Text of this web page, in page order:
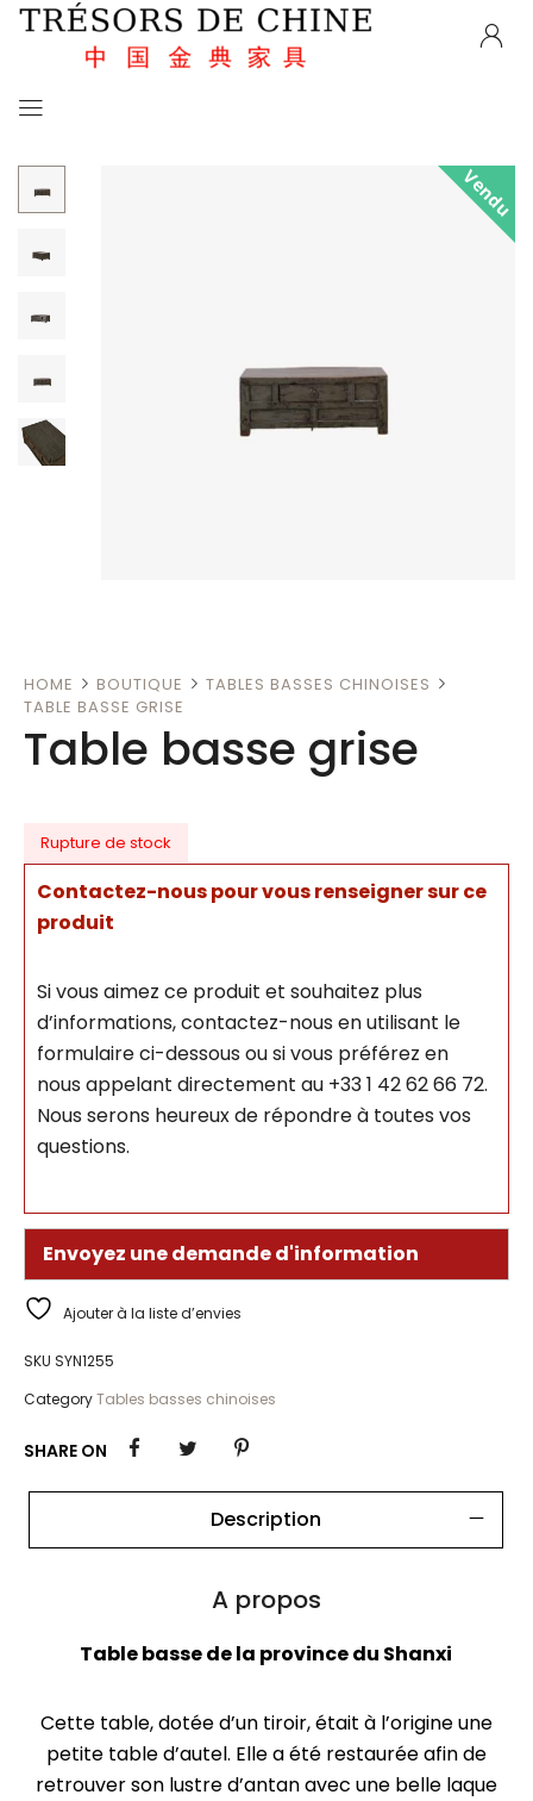
Vendu
HOME BOUTIQUE
TABLES BASSES CHINOISES
TABLE BASSE GRISE
Table basse grise
Rupture de stock
Contactez-nous pour vous renseigner sur ce
produit
Si vous aimez ce produit et souhaitez plus
d’informations, contactez-nous en utilisant le
formulaire ci-dessous ou si vous préférez en
nous appelant directement au +33 1 42 62 66 72.
Nous serons heureux de répondre à toutes vos
questions.
Envoyez une demande d'information
Ajouter à la liste d’envies
SKU SYN1255
CategoryTables basses chinoises
SHARE ON
Description
A propos
Table basse de la province du Shanxi
Cette table, dotée d’un tiroir, était à l’origine une
petite table d’autel. Elle a été restaurée afin de
retrouver son lustre d’antan avec une belle laque